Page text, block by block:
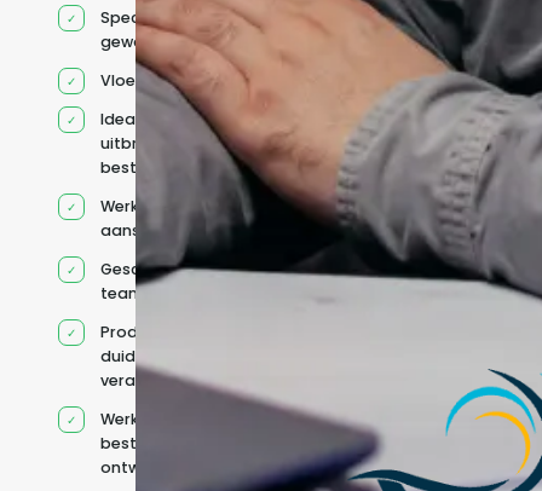
Specifiek voor jou
geworven profiel
Vloeiend Engels
Ideaal voor het
uitbreiden van
bestaande capaciteit
Werkt onder jouw
aansturing
Geschikt voor hybride
teams
Productcontext en
duidelijke
verantwoordelijkheden
Werkt binnen jouw
bestaande
ontwikkelteam